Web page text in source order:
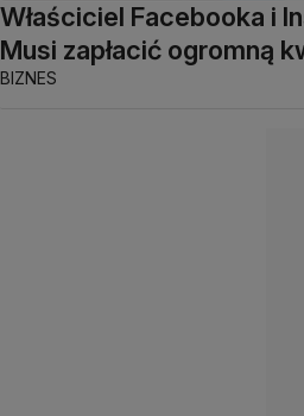
Właściciel Facebooka i
Musi zapłacić ogromną
BIZNES